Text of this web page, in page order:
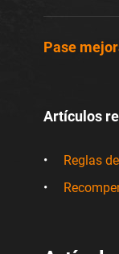
Pase
Artículos
Reglas